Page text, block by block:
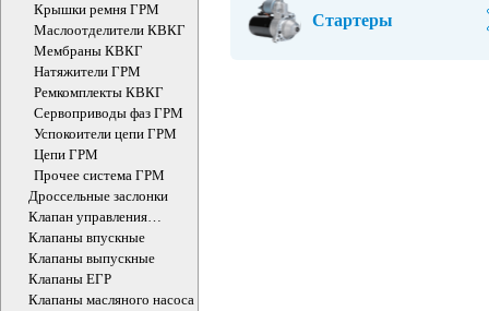
Крышки ремня ГРМ
Маслоотделители КВКГ
Мембраны КВКГ
Натяжители ГРМ
Ремкомплекты КВКГ
Сервоприводы фаз ГРМ
Успокоители цепи ГРМ
Цепи ГРМ
Прочее система ГРМ
Дроссельные заслонки
Клапан управления
впускного коллектора
Клапаны впускные
Клапаны выпускные
Клапаны ЕГР
Клапаны масляного насоса
Стартеры